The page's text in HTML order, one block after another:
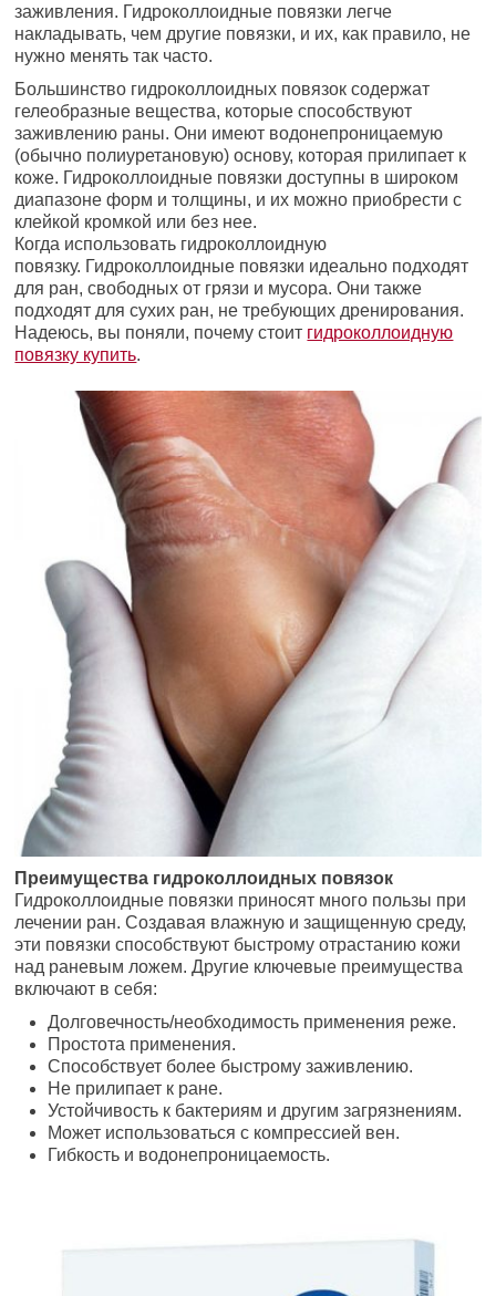
заживления. Гидроколлоидные повязки легче
накладывать, чем другие повязки, и их, как правило, не
нужно менять так часто.
Большинство гидроколлоидных повязок содержат
гелеобразные вещества, которые способствуют
заживлению раны. Они имеют водонепроницаемую
(обычно полиуретановую) основу, которая прилипает к
коже. Гидроколлоидные повязки доступны в широком
диапазоне форм и толщины, и их можно приобрести с
клейкой кромкой или без нее.
Когда использовать гидроколлоидную
повязку. Гидроколлоидные повязки идеально подходят
для ран, свободных от грязи и мусора. Они также
подходят для сухих ран, не требующих дренирования.
Надеюсь, вы поняли, почему стоит гидроколлоидную
повязку купить.
Преимущества гидроколлоидных повязок
Гидроколлоидные повязки приносят много пользы при
лечении ран. Создавая влажную и защищенную среду,
эти повязки способствуют быстрому отрастанию кожи
над раневым ложем. Другие ключевые преимущества
включают в себя:
Долговечность/необходимость применения реже.
Простота применения.
Способствует более быстрому заживлению.
Не прилипает к ране.
Устойчивость к бактериям и другим загрязнениям.
Может использоваться с компрессией вен.
Гибкость и водонепроницаемость.